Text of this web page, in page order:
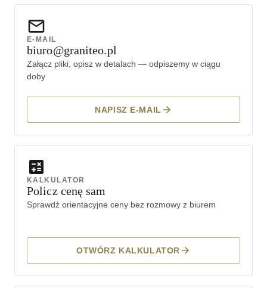
E-MAIL
biuro@graniteo.pl
Załącz pliki, opisz w detalach — odpiszemy w ciągu
doby
NAPISZ E-MAIL
KALKULATOR
Policz cenę sam
Sprawdź orientacyjne ceny bez rozmowy z biurem
OTWÓRZ KALKULATOR